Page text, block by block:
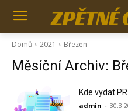
ZPĚTNÉ
Domů 2021 Březen
Měsíční Archiv:
Kde vydat
admin -